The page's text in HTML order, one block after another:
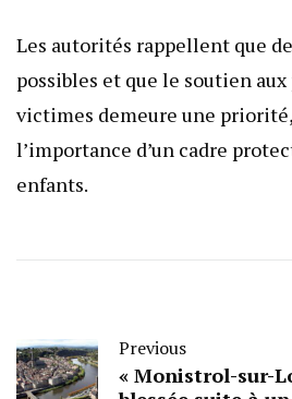
Les autorités rappellent que
possibles et que le soutien aux
victimes demeure une
l’importance d’un cadre
enfants.
Previous
« Monistrol-sur-